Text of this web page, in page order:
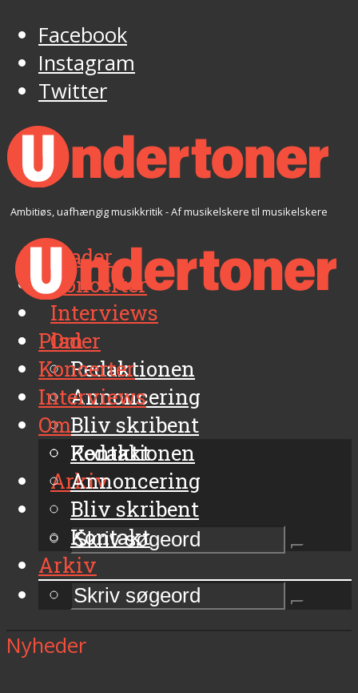
Facebook
Instagram
Twitter
Ambitiøs, uafhængig musikkritik - Af musikelskere til musikelskere
Plader
Koncerter
Interviews
Om
Redaktionen
Annoncering
Bliv skribent
Kontakt
Arkiv
Plader
Koncerter
Interviews
Om
Redaktionen
Annoncering
Bliv skribent
Kontakt
Arkiv
Nyheder